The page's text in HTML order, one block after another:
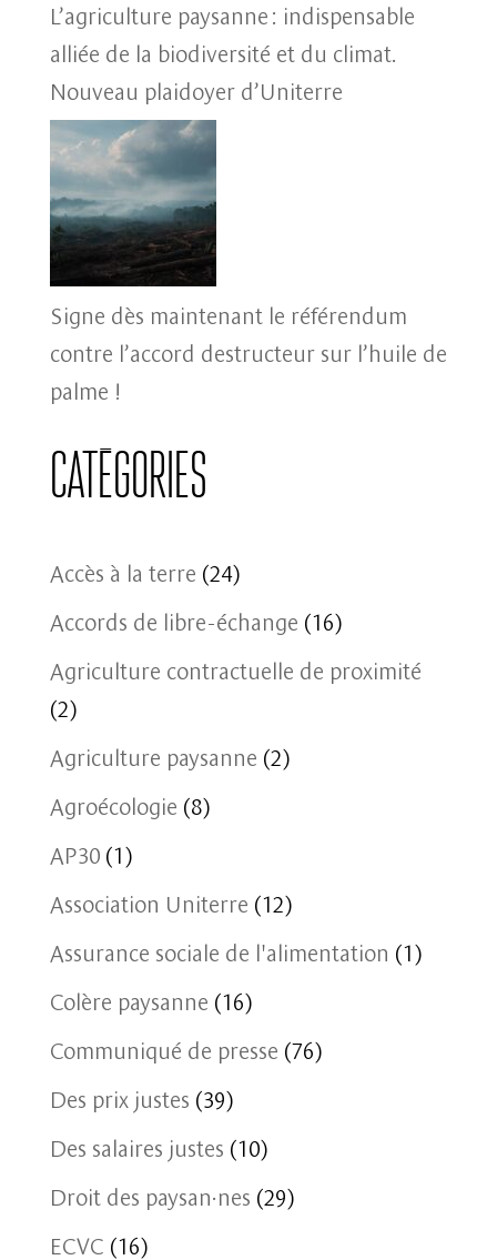
L’agriculture paysanne : indispensable
alliée de la biodiversité et du climat.
Nouveau plaidoyer d’Uniterre
Signe dès maintenant le référendum
contre l’accord destructeur sur l’huile de
palme !
Catégories
Accès à la terre (24)
Accords de libre-échange (16)
Agriculture contractuelle de proximité
(2)
Agriculture paysanne (2)
Agroécologie (8)
AP30(1)
Association Uniterre (12)
Assurance sociale de l'alimentation (1)
Colère paysanne (16)
Communiqué de presse (76)
Des prix justes (39)
Des salaires justes (10)
Droit des paysan·nes (29)
ECVC (16)